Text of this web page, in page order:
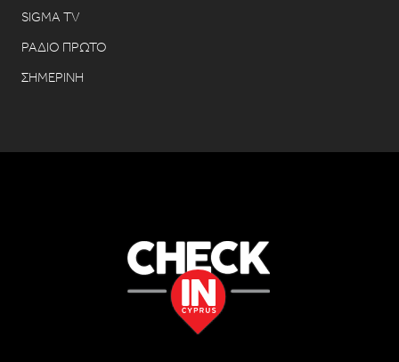
SIGMA TV
ΡΑΔΙΟ ΠΡΩΤΟ
ΣΗΜΕΡΙΝΗ